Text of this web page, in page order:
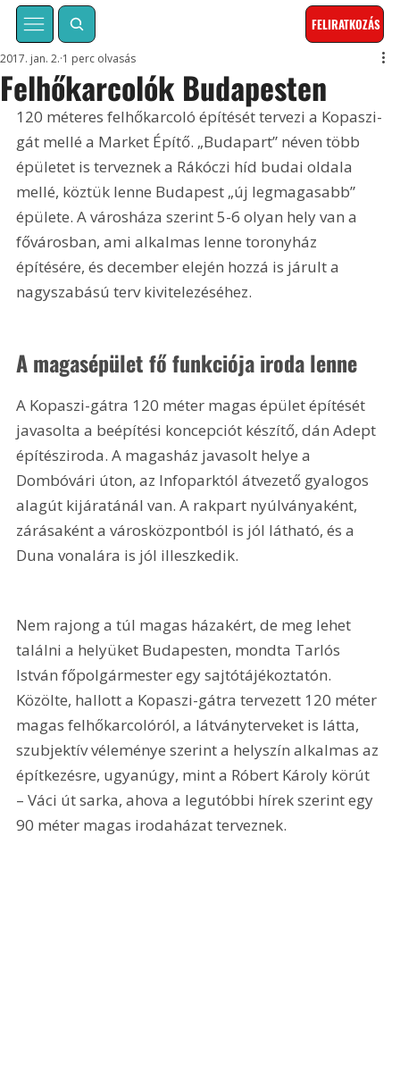
FELIRATKOZÁS
Felhőkarcolók Budapesten
2017. jan. 2. 1 perc olvasás
120 méteres felhőkarcoló építését tervezi a Kopaszi-
gát mellé a Market Építő. „Budapart” néven több
épületet is terveznek a Rákóczi híd budai oldala
mellé, köztük lenne Budapest „új legmagasabb”
épülete. A városháza szerint 5-6 olyan hely van a
fővárosban, ami alkalmas lenne toronyház
építésére, és december elején hozzá is járult a
nagyszabású terv kivitelezéséhez.
A magasépület fő funkciója iroda lenne
A Kopaszi-gátra 120 méter magas épület építését
javasolta a beépítési koncepciót készítő, dán Adept
építésziroda. A magasház javasolt helye a
Dombóvári úton, az Infoparktól átvezető gyalogos
alagút kijáratánál van. A rakpart nyúlványaként,
zárásaként a városközpontból is jól látható, és a
Duna vonalára is jól illeszkedik.
Nem rajong a túl magas házakért, de meg lehet
találni a helyüket Budapesten, mondta Tarlós
István főpolgármester egy sajtótájékoztatón.
Közölte, hallott a Kopaszi-gátra tervezett 120 méter
magas felhőkarcolóról, a látványterveket is látta,
szubjektív véleménye szerint a helyszín alkalmas az
építkezésre, ugyanúgy, mint a Róbert Károly körút
– Váci út sarka, ahova a legutóbbi hírek szerint egy
90 méter magas irodaházat terveznek.